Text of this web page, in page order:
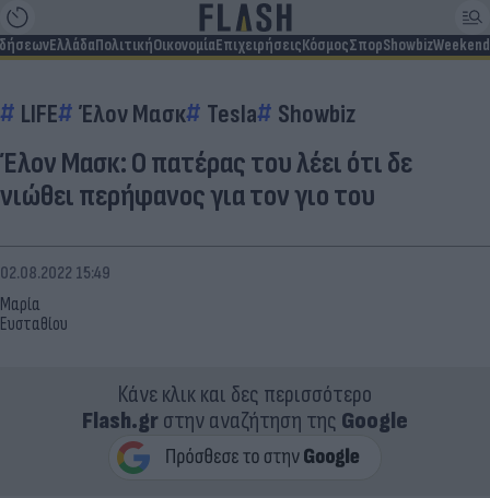
ΕλλάδαΠολιτικήΟικονομίαΕπιχειρήσειςΚόσμοςΣπορShowbizWeekend
LIFE Έλον Μασκ Tesla Showbiz
Έλον Μασκ: O πατέρας του λέει ότι δε
νιώθει περήφανος για τον γιο του
Μαρία
Ευσταθίου
02.08.2022 15:49
Κάνε κλικ και δες περισσότερο
Flash.grστην αναζήτηση της Google